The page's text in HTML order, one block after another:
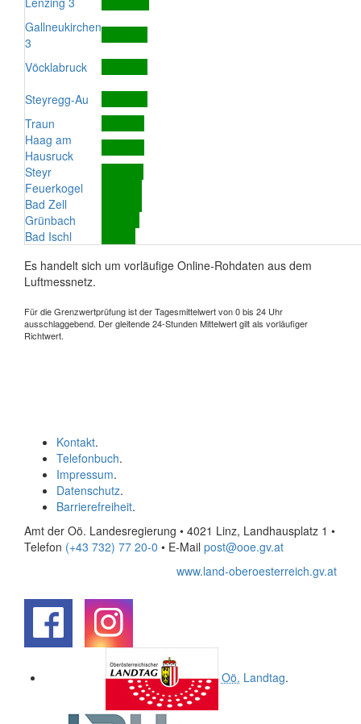
Gallneukirchen
3
Vöcklabruck
Steyregg-Au
Traun
Haag am
Hausruck
Steyr
Feuerkogel
Bad Zell
Grünbach
Bad Ischl
Es handelt sich um vorläufige Online-Rohdaten aus dem
Luftmessnetz.
Für die Grenzwertprüfung ist der Tagesmittelwert von 0 bis 24 Uhr
ausschlaggebend. Der gleitende 24-Stunden Mittelwert gilt als vorläufiger
Richtwert.
Kontakt.
Telefonbuch.
Impressum.
Datenschutz.
Barrierefreiheit.
Amt der Oö. Landesregierung • 4021 Linz, Landhausplatz 1 •
Telefon (+43 732) 77 20-0 • E-Mail post@ooe.gv.at
www.land-oberoesterreich.gv.at
Oö. Landtag.